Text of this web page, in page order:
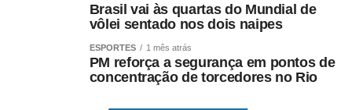
Brasil vai às quartas do Mundial de
vôlei sentado nos dois naipes
ESPORTES 1 mês atrás
PM reforça a segurança em pontos de
concentração de torcedores no Rio